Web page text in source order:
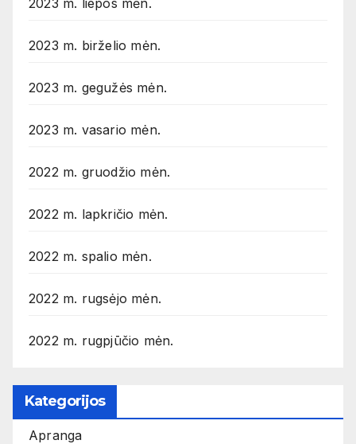
2023 m. birželio mėn.
2023 m. gegužės mėn.
2023 m. vasario mėn.
2022 m. gruodžio mėn.
2022 m. lapkričio mėn.
2022 m. spalio mėn.
2022 m. rugsėjo mėn.
2022 m. rugpjūčio mėn.
Kategorijos
Apranga